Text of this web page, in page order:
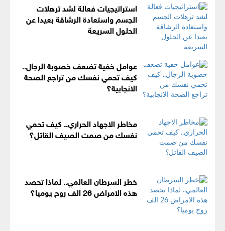
استراتيجيات فعالة لشد ترهلات
الجسم واستعادة الرشاقة بعيدا عن
الحلول السريعة
عوامل خفية تضعف خصوبة الرجال..
كيف تحمي نفسك من تراجع الصحة
الانجابية؟
مخاطر الاجهاد الحراري.. كيف تحمي
نفسك من صمت الصيف القاتل؟
خطر السرطان العالمي.. لماذا تحصد
هذه الامراض 26 الف روح يوميا؟